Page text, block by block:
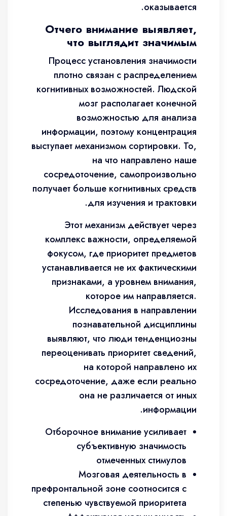
оказывается.
Отчего внимание выявляет,
что выглядит значимым
Процесс установления значимости
плотно связан с распределением
когнитивных возможностей. Людской
мозг располагает конечной
возможностью для анализа
информации, поэтому концентрация
выступает механизмом сортировки. То,
на что направлено наше
сосредоточение, самопроизвольно
получает больше когнитивных средств
для изучения и трактовки.
Этот механизм действует через
комплекс важности, определяемой
фокусом, где приоритет предметов
устанавливается не их фактическими
признаками, а уровнем внимания,
которое им направляется.
Исследования в направлении
познавательной дисциплины
выявляют, что люди тенденциозны
переоценивать приоритет сведений,
на которой направлено их
сосредоточение, даже если реально
она не различается от иных
информации.
Отборочное внимание усиливает
субъективную значимость
отмеченных стимулов
Мозговая деятельность в
префронтальной зоне соотносится с
степенью чувствуемой приоритета